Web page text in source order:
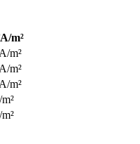
m²
m²
m²
m²